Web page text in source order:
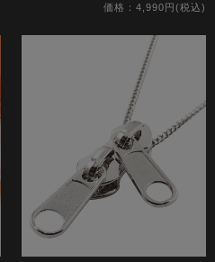
価格：4,990円(税込)